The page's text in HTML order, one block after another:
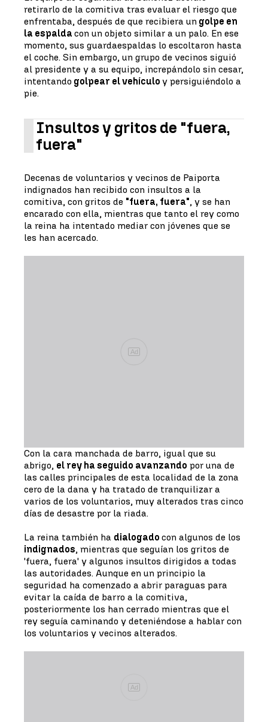
retirarlo de la comitiva tras evaluar el riesgo que
enfrentaba, después de que recibiera un golpe en
la espalda con un objeto similar a un palo. En ese
momento, sus guardaespaldas lo escoltaron hasta
el coche. Sin embargo, un grupo de vecinos siguió
al presidente y a su equipo, increpándolo sin cesar,
intentando golpear el vehículo y persiguiéndolo a
pie.
Insultos y gritos de "fuera,
fuera"
Decenas de voluntarios y vecinos de Paiporta
indignados han recibido con insultos a la
comitiva, con gritos de "fuera, fuera", y se han
encarado con ella, mientras que tanto el rey como
la reina ha intentado mediar con jóvenes que se
les han acercado.
Ad
Con la cara manchada de barro, igual que su
abrigo, el rey ha seguido avanzando por una de
las calles principales de esta localidad de la zona
cero de la dana y ha tratado de tranquilizar a
varios de los voluntarios, muy alterados tras cinco
días de desastre por la riada.
La reina también ha dialogado con algunos de los
indignados, mientras que seguían los gritos de
'fuera, fuera' y algunos insultos dirigidos a todas
las autoridades. Aunque en un principio la
seguridad ha comenzado a abrir paraguas para
evitar la caída de barro a la comitiva,
posteriormente los han cerrado mientras que el
rey seguía caminando y deteniéndose a hablar con
los voluntarios y vecinos alterados.
Ad